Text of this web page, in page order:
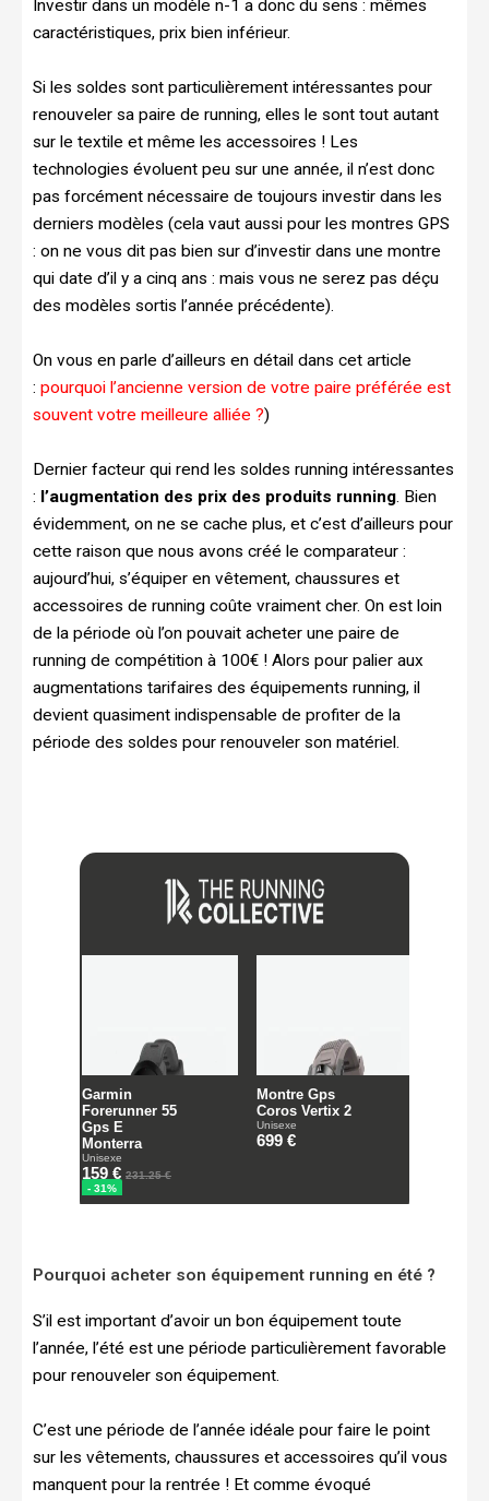
Investir dans un modèle n-1 a donc du sens : mêmes
caractéristiques, prix bien inférieur.
Si les soldes sont particulièrement intéressantes pour
renouveler sa paire de running, elles le sont tout autant
sur le textile et même les accessoires ! Les
technologies évoluent peu sur une année, il n’est donc
pas forcément nécessaire de toujours investir dans les
derniers modèles (cela vaut aussi pour les montres GPS
: on ne vous dit pas bien sur d’investir dans une montre
qui date d’il y a cinq ans : mais vous ne serez pas déçu
des modèles sortis l’année précédente).
On vous en parle d’ailleurs en détail dans cet article
: pourquoi l’ancienne version de votre paire préférée est
souvent votre meilleure alliée ?)
Dernier facteur qui rend les soldes running intéressantes
: l’augmentation des prix des produits running. Bien
évidemment, on ne se cache plus, et c’est d’ailleurs pour
cette raison que nous avons créé le comparateur :
aujourd’hui, s’équiper en vêtement, chaussures et
accessoires de running coûte vraiment cher. On est loin
de la période où l’on pouvait acheter une paire de
running de compétition à 100€ ! Alors pour palier aux
augmentations tarifaires des équipements running, il
devient quasiment indispensable de profiter de la
période des soldes pour renouveler son matériel.
Pourquoi acheter son équipement running en été ?
S’il est important d’avoir un bon équipement toute
l’année, l’été est une période particulièrement favorable
pour renouveler son équipement.
C’est une période de l’année idéale pour faire le point
sur les vêtements, chaussures et accessoires qu’il vous
manquent pour la rentrée ! Et comme évoqué